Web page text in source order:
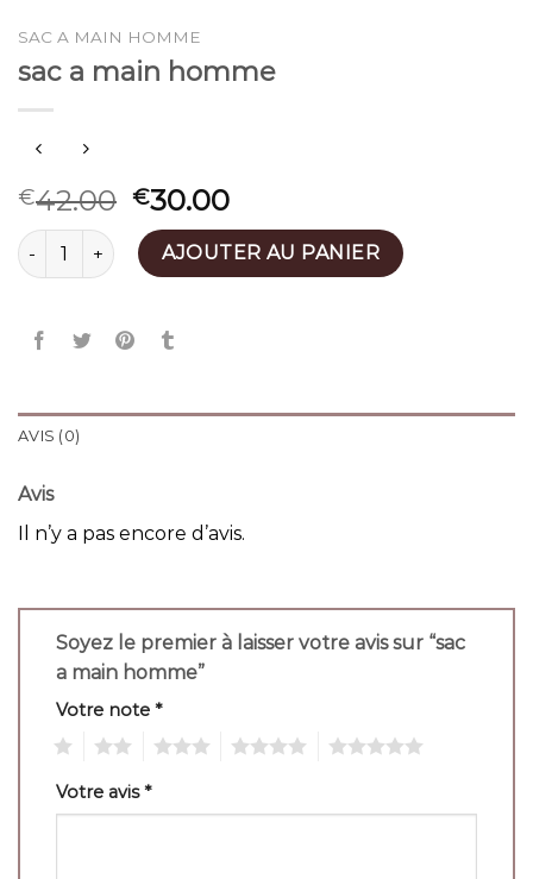
SAC A MAIN HOMME
sac a main homme
€42.00 €30.00
quantité de sac a main homme
AJOUTER AU PANIER
AVIS (0)
Avis
Il n’y a pas encore d’avis.
Soyez le premier à laisser votre avis sur “sac
a main homme”
Votre note *
Votre avis*